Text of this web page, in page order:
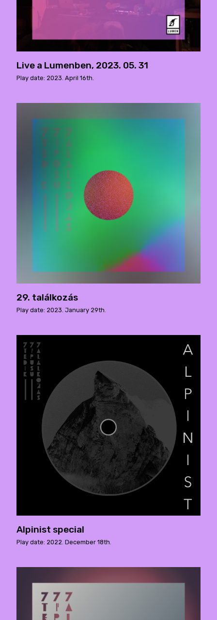
Live a Lumenben, 2023. 05. 31
Play date: 2023. April 16th.
29. találkozás
Play date: 2023. January 29th.
Alpinist special
Play date: 2022. December 18th.